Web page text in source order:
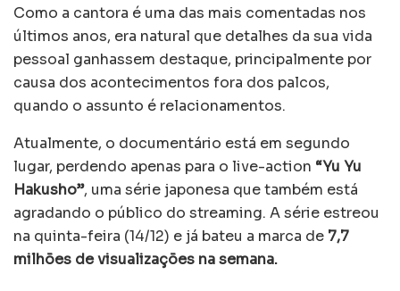
Como a cantora é uma das mais comentadas nos
últimos anos, era natural que detalhes da sua vida
pessoal ganhassem destaque, principalmente por
causa dos acontecimentos fora dos palcos,
quando o assunto é relacionamentos.
Atualmente, o documentário está em segundo
lugar, perdendo apenas para o live-action “Yu Yu
Hakusho”, uma série japonesa que também está
agradando o público do streaming. A série estreou
na quinta-feira (14/12) e já bateu a marca de 7,7
milhões de visualizações na semana.